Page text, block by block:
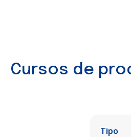
Cursos de
Tipo